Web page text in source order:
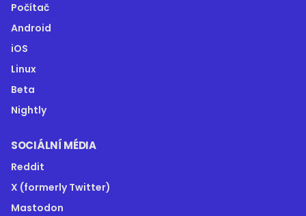
Počítač
Android
iOS
Linux
Beta
Nightly
SOCIÁLNÍ MÉDIA
Reddit
X (formerly Twitter)
Mastodon